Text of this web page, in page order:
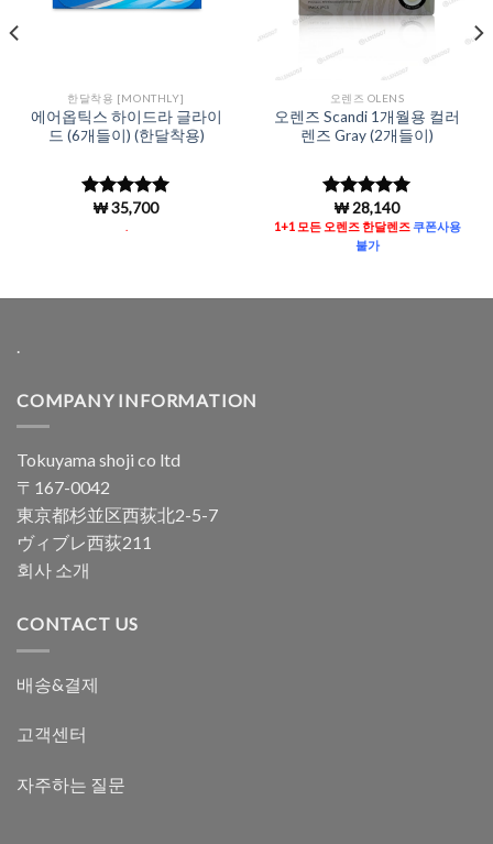
한달착용 [MONTHLY]
에어옵틱스 하이드라 글라이
드 (6개들이) (한달착용)
5 중에서
로 평
₩35,700
오렌즈 OLENS
오렌즈 Scandi 1개월용 컬러
렌즈 Gray (2개들이)
5 중에서
로 평가됨
₩28,140
1+1 모든 오렌즈 한달렌즈쿠폰사용
불가
COMPANY INFORMATION
Tokuyama shoji co ltd
〒167-0042
東京都杉並区西荻北2-5-7
ヴィブレ西荻211
회사 소개
CONTACT US
배송&결제
고객센터
자주하는 질문